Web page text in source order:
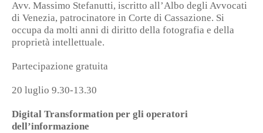
Avv. Massimo Stefanutti, iscritto all’Albo degli Avvocati
di Venezia, patrocinatore in Corte di Cassazione. Si
occupa da molti anni di diritto della fotografia e della
proprietà intellettuale.
Partecipazione gratuita
20 luglio 9.30-13.30
Digital Transformation per gli operatori
dell’informazione